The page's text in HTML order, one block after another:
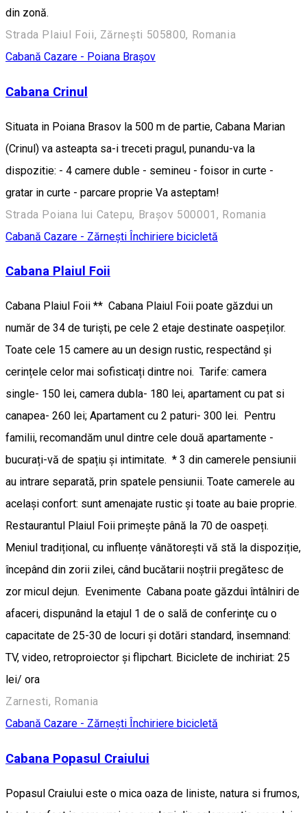
din zonă.
Strada Plaiul Foii, Zărnești 505800, Romania
Cabană Cazare - Poiana Brașov
Cabana Crinul
Situata in Poiana Brasov la 500 m de partie, Cabana Marian
(Crinul) va asteapta sa-i treceti pragul, punandu-va la
dispozitie: - 4 camere duble - semineu - foisor in curte -
gratar in curte - parcare proprie Va asteptam!
Strada Poiana lui Catepu, Brașov 500001, Romania
Cabană Cazare - Zărnești Închiriere bicicletă
Cabana Plaiul Foii
Cabana Plaiul Foii ** Cabana Plaiul Foii poate găzdui un
număr de 34 de turişti, pe cele 2 etaje destinate oaspeților.
Toate cele 15 camere au un design rustic, respectând și
cerințele celor mai sofisticați dintre noi. Tarife: camera
single- 150 lei, camera dubla- 180 lei, apartament cu pat si
canapea- 260 lei; Apartament cu 2 paturi- 300 lei. Pentru
familii, recomandăm unul dintre cele două apartamente -
bucurați-vă de spațiu și intimitate. * 3 din camerele pensiunii
au intrare separată, prin spatele pensiunii. Toate camerele au
același confort: sunt amenajate rustic și toate au baie proprie.
Restaurantul Plaiul Foii primește până la 70 de oaspeți.
Meniul tradițional, cu influențe vânătorești vă stă la dispoziție,
începând din zorii zilei, când bucătarii noștrii pregătesc de
zor micul dejun. Evenimente Cabana poate găzdui întâlniri de
afaceri, dispunând la etajul 1 de o sală de conferinţe cu o
capacitate de 25-30 de locuri şi dotări standard, însemnand:
TV, video, retroproiector şi flipchart. Biciclete de inchiriat: 25
lei/ ora
Zarnesti, Romania
Cabană Cazare - Zărnești Închiriere bicicletă
Cabana Popasul Craiului
Popasul Craiului este o mica oaza de liniste, natura si frumos,